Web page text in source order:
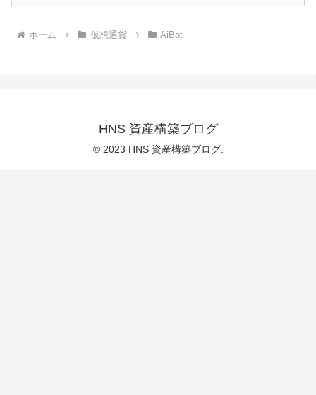
ホーム 仮想通貨 AiBot
HNS 資産構築ブログ
© 2023 HNS 資産構築ブログ.